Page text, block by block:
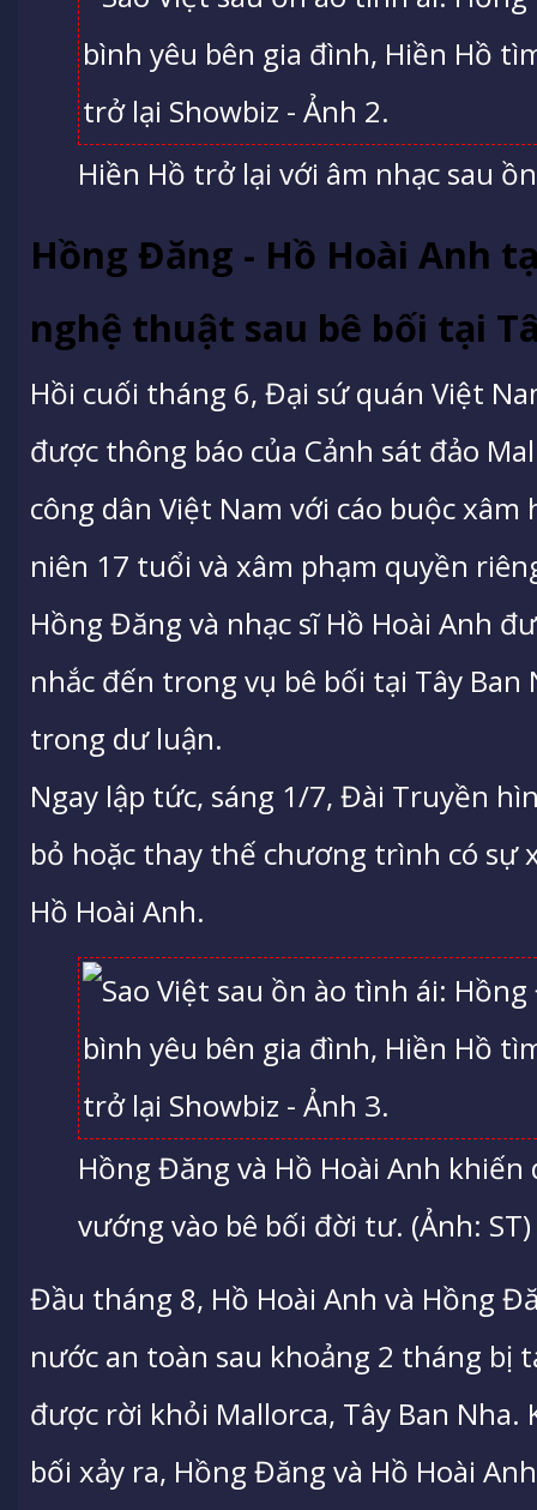
Hiền Hồ trở lại với âm nhạc sau
Hồng Đăng - Hồ Hoài Anh
nghệ thuật sau bê bối tại
Hồi cuối tháng 6, Đại sứ quán Việt
được thông báo của Cảnh sát đảo
công dân Việt Nam với cáo buộc
niên 17 tuổi và xâm phạm quyền
Hồng Đăng và nhạc sĩ Hồ Hoài Anh
nhắc đến trong vụ bê bối tại Tây
trong dư luận.
Ngay lập tức, sáng 1/7, Đài Truyền
bỏ hoặc thay thế chương trình có sự
Hồ Hoài Anh.
Hồng Đăng và Hồ Hoài Anh
vướng vào bê bối đời tư. (Ảnh: ST)
Đầu tháng 8, Hồ Hoài Anh và Hồng
nước an toàn sau khoảng 2 tháng bị
được rời khỏi Mallorca, Tây Ban
bối xảy ra, Hồng Đăng và Hồ Hoài